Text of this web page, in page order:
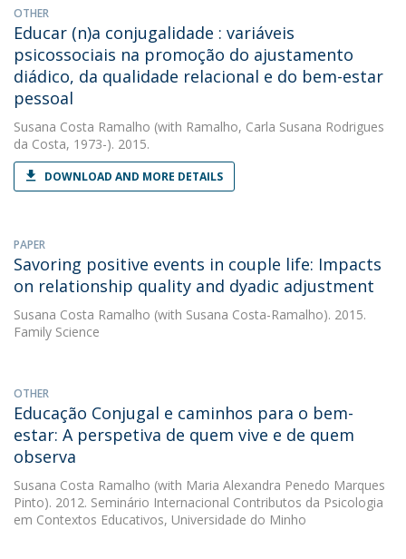
OTHER
Educar (n)a conjugalidade : variáveis
psicossociais na promoção do ajustamento
diádico, da qualidade relacional e do bem-estar
pessoal
Susana Costa Ramalho (with Ramalho, Carla Susana Rodrigues
da Costa, 1973-). 2015.
DOWNLOAD AND MORE DETAILS
PAPER
Savoring positive events in couple life: Impacts
on relationship quality and dyadic adjustment
Susana Costa Ramalho (with Susana Costa-Ramalho). 2015.
Family Science
OTHER
Educação Conjugal e caminhos para o bem-
estar: A perspetiva de quem vive e de quem
observa
Susana Costa Ramalho (with Maria Alexandra Penedo Marques
Pinto). 2012. Seminário Internacional Contributos da Psicologia
em Contextos Educativos, Universidade do Minho